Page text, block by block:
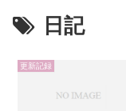
日記
更新記録